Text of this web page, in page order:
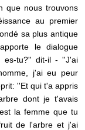
que nous trouvons
au premier
sa plus antique
le dialogue
es-tu?'' dit-il - ''J'ai
j'ai eu peur
''Et qui t'a appris
dont je t'avais
la femme que tu
de l'arbre et j'ai